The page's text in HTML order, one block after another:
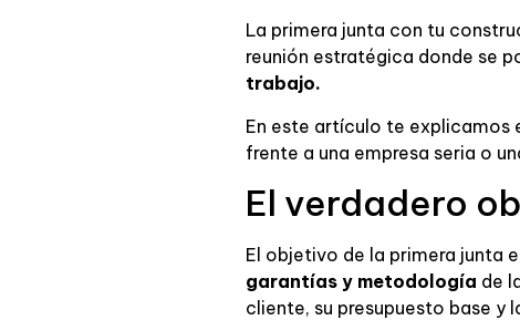
La primera junta con tu
reunión estratégica donde se
trabajo.
En este artículo te explicamos
frente a una empresa seria o
El verdadero
El objetivo de la primera junta
garantías y metodología de
cliente, su presupuesto base y